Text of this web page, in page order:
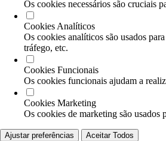
Os cookies necessários são cruciais
Cookies Analíticos
Os cookies analíticos são usados
tráfego, etc.
Cookies Funcionais
Os cookies funcionais ajudam a
Cookies Marketing
Os cookies de marketing são usados
Ajustar preferências Aceitar Todos